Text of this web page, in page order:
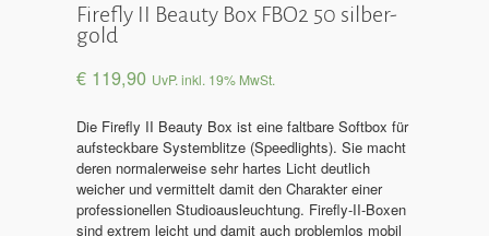
Firefly II Beauty Box FBO2 50 silber-
gold
€ 119,90 UvP. inkl. 19% MwSt.
Die Firefly II Beauty Box ist eine faltbare Softbox für
aufsteckbare Systemblitze (Speedlights). Sie macht
deren normalerweise sehr hartes Licht deutlich
weicher und vermittelt damit den Charakter einer
professionellen Studioausleuchtung. Firefly-II-Boxen
sind extrem leicht und damit auch problemlos mobil